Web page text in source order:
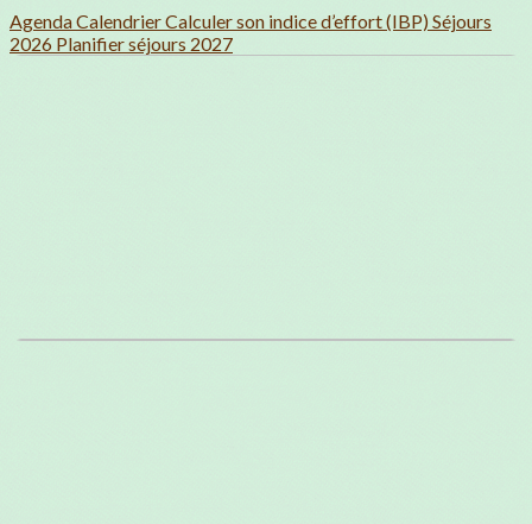
AgendaCalendrierCalculer son indice d’effort (IBP) Séjours
2026 Planifier séjours 2027